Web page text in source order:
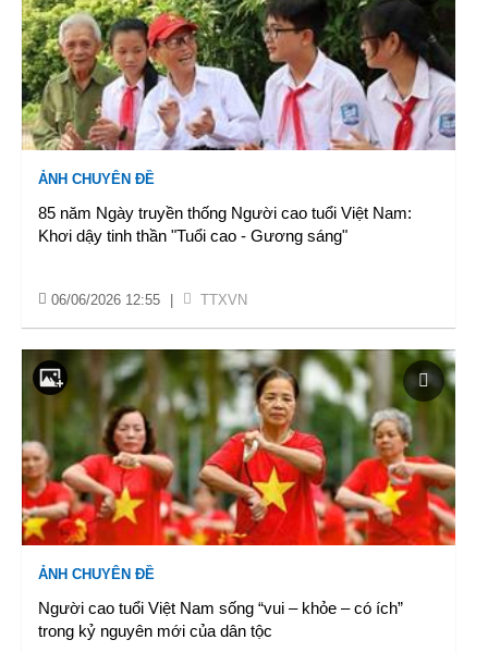
ẢNH CHUYÊN ĐỀ
85 năm Ngày truyền thống Người cao tuổi Việt Nam:
Khơi dậy tinh thần "Tuổi cao - Gương sáng"
06/06/2026 12:55 TTXVN
ẢNH CHUYÊN ĐỀ
Người cao tuổi Việt Nam sống “vui – khỏe – có ích”
trong kỷ nguyên mới của dân tộc